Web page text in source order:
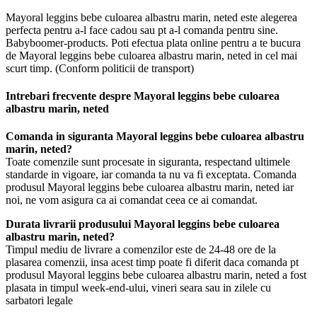
Mayoral leggins bebe culoarea albastru marin, neted este alegerea
perfecta pentru a-l face cadou sau pt a-l comanda pentru sine.
Babyboomer-products. Poti efectua plata online pentru a te bucura
de Mayoral leggins bebe culoarea albastru marin, neted in cel mai
scurt timp. (Conform politicii de transport)
Intrebari frecvente despre Mayoral leggins bebe culoarea
albastru marin, neted
Comanda in siguranta Mayoral leggins bebe culoarea albastru
marin, neted?
Toate comenzile sunt procesate in siguranta, respectand ultimele
standarde in vigoare, iar comanda ta nu va fi exceptata. Comanda
produsul Mayoral leggins bebe culoarea albastru marin, neted iar
noi, ne vom asigura ca ai comandat ceea ce ai comandat.
Durata livrarii produsului Mayoral leggins bebe culoarea
albastru marin, neted?
Timpul mediu de livrare a comenzilor este de 24-48 ore de la
plasarea comenzii, insa acest timp poate fi diferit daca comanda pt
produsul Mayoral leggins bebe culoarea albastru marin, neted a fost
plasata in timpul week-end-ului, vineri seara sau in zilele cu
sarbatori legale